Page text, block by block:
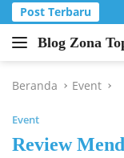
Langsung
ke
konten
Post Terbaru
Blog Zona
Tips
Trik
game
online
Beranda Event
Event
Review